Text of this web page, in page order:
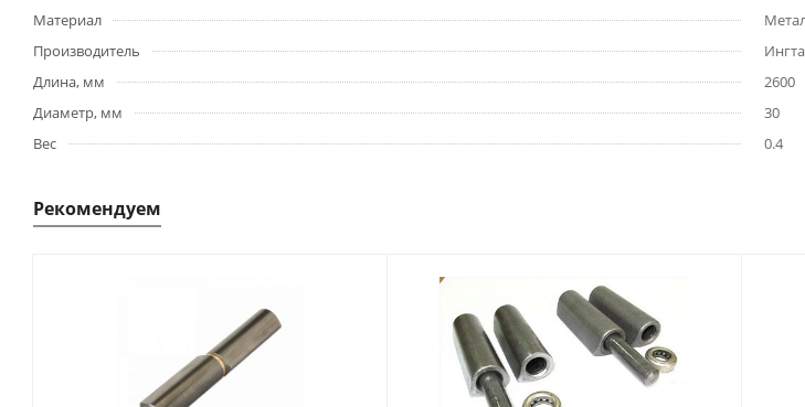
Материал
Производитель
Длина, мм
2600
Диаметр, мм
30
Вес
0.4
Рекомендуем